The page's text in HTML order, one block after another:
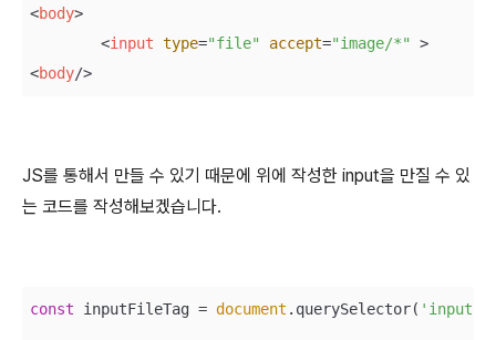
<body>
<input type="file" accept="image/*"
>
<body/>
JS를 통해서 만들 수 있기 때문에 위에 작성한 input을 만질 수 있
는 코드를 작성해보겠습니다.
const inputFileTag = document .querySelector( 'input'